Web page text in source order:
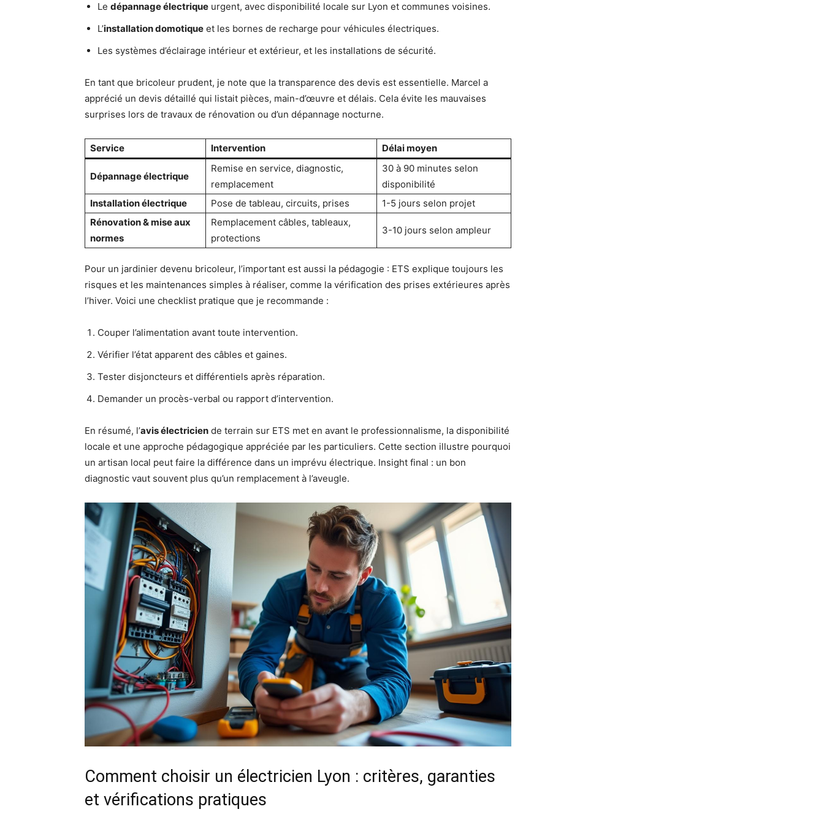
Le dépannage électrique urgent, avec disponibilité locale sur Lyon et communes voisines.
L’installation domotique et les bornes de recharge pour véhicules électriques.
Les systèmes d’éclairage intérieur et extérieur, et les installations de sécurité.
En tant que bricoleur prudent, je note que la transparence des devis est essentielle. Marcel a
apprécié un devis détaillé qui listait pièces, main-d’œuvre et délais. Cela évite les mauvaises
surprises lors de travaux de rénovation ou d’un dépannage nocturne.
Service Intervention Délai moyen
Dépannage électrique
Remise en service, diagnostic,
remplacement
30 à 90 minutes selon
disponibilité
Installation électrique
Pose de tableau, circuits, prises
1-5 jours selon projet
Rénovation & mise aux
normes
Remplacement câbles, tableaux,
protections
3-10 jours selon ampleur
Pour un jardinier devenu bricoleur, l’important est aussi la pédagogie : ETS explique toujours les
risques et les maintenances simples à réaliser, comme la vérification des prises extérieures après
l’hiver. Voici une checklist pratique que je recommande :
Couper l’alimentation avant toute intervention.
Vérifier l’état apparent des câbles et gaines.
Tester disjoncteurs et différentiels après réparation.
Demander un procès-verbal ou rapport d’intervention.
En résumé, l’avis électricien de terrain sur ETS met en avant le professionnalisme, la disponibilité
locale et une approche pédagogique appréciée par les particuliers. Cette section illustre pourquoi
un artisan local peut faire la différence dans un imprévu électrique. Insight final : un bon
diagnostic vaut souvent plus qu’un remplacement à l’aveugle.
Comment choisir un électricien Lyon : critères, garanties
et vérifications pratiques